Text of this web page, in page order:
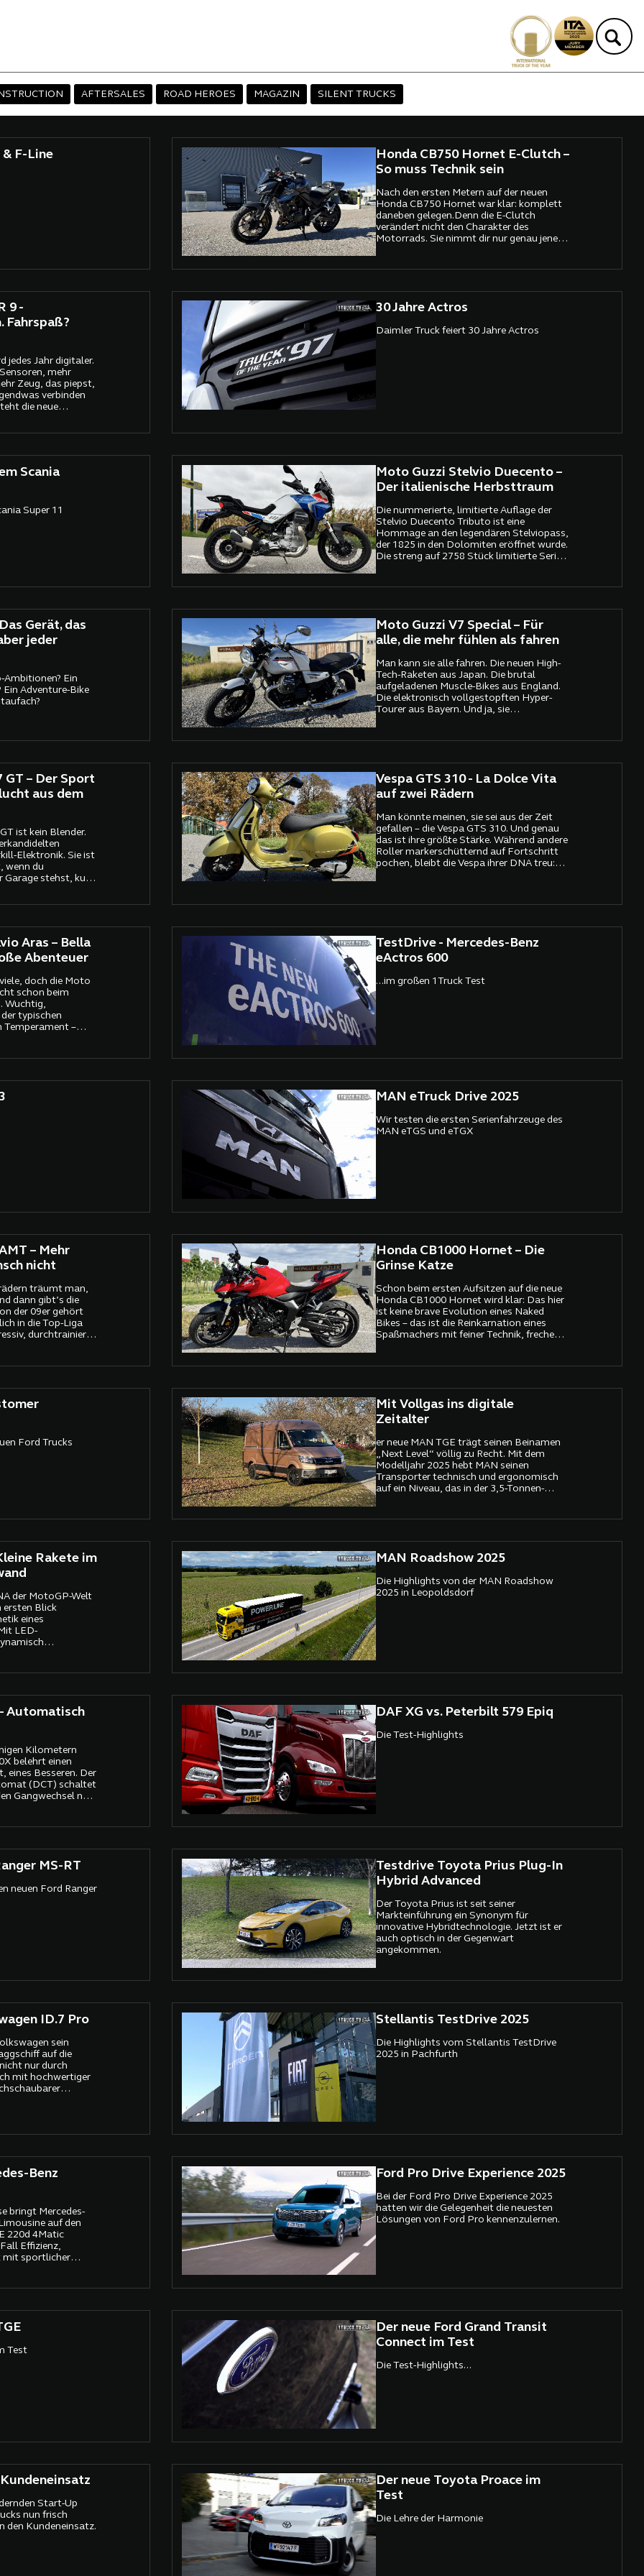
AFTERSALES ROAD HEROES MAGAZIN SILENT TRUCKS
& F-Line
Honda CB750 Hornet E-Clutch –
So muss Technik sein
Nach den ersten Metern auf der neuen
Honda CB750 Hornet war klar: komplett
daneben gelegen.Denn die E-Clutch
verändert nicht den Charakter des
Motorrads. Sie nimmt dir nur genau jene
Arbeit ab, die im Alltag nervt – ohne dir
wegzunehmen. Und genau das ist die
9 -
Fahrspaß?
jedes Jahr digitaler.
mehr
Zeug, das piepst,
verbinden
die neue
30 Jahre Actros
Daimler Truck feiert 30 Jahre Actros
Scania
Super 11
Moto Guzzi Stelvio Duecento –
Der italienische Herbsttraum
Die nummerierte, limitierte Auflage der
Stelvio Duecento Tributo ist eine
Hommage an den legendären Stelviopass,
der 1825 in den Dolomiten eröffnet wurde.
Die streng auf 2758 Stück limitierte Serie
spielt auf die 2758 Meter Höhe des
legendäre Kehren seit 200 Jahren als
Gerät, das
jeder
Ein
Ein Adventure-Bike
Moto Guzzi V7 Special – Für
alle, die mehr fühlen als fahren
Man kann sie alle fahren. Die neuen High-
Tech-Raketen aus Japan. Die brutal
aufgeladenen Muscle-Bikes aus England.
Die elektronisch vollgestopften Hyper-
Tourer aus Bayern. Und ja, sie
beeindrucken. Leistung, Traktion,
durchdacht, alles perfekt.
GT – Der Sport
aus dem
ist kein Blender.
Elektronik. Sie ist
wenn du
stehst, kurz
genug,
Vespa GTS 310 - La Dolce Vita
auf zwei Rädern
Man könnte meinen, sie sei aus der Zeit
gefallen – die Vespa GTS 310. Und genau
das ist ihre größte Stärke. Während andere
Roller markerschütternd auf Fortschritt
pochen, bleibt die Vespa ihrer DNA treu:
italienisches Design, das in seiner Eleganz
Aras – Bella
Abenteuer
doch die Moto
schon beim
Wuchtig,
typischen
–
Zeiten
dem Tank zum
TestDrive - Mercedes-Benz
eActros 600
...im großen 1Truck Test
MAN eTruck Drive 2025
Wir testen die ersten Serienfahrzeuge des
MAN eTGS und eTGX
– Mehr
nicht
träumt man,
dann gibt’s die
der 09er gehört
in die Top-Liga
durchtrainiert,
Sie steht da wie
Wäre da nicht
Automatik?
Honda CB1000 Hornet – Die
Grinse Katze
Schon beim ersten Aufsitzen auf die neue
Honda CB1000 Hornet wird klar: Das hier
ist keine brave Evolution eines Naked
Bikes – das ist die Reinkarnation eines
Spaßmachers mit feiner Technik, frechem
Design und einer gehörigen Portion
Ford Trucks
Mit Vollgas ins digitale
Zeitalter
er neue MAN TGE trägt seinen Beinamen
„Next Level“ völlig zu Recht. Mit dem
Modelljahr 2025 hebt MAN seinen
Transporter technisch und ergonomisch
auf ein Niveau, das in der 3,5-Tonnen-
Klasse seinesgleichen sucht.
Rakete im
der MotoGP-Welt
ersten Blick
eines
LED-
und markantem
MAN Roadshow 2025
Die Highlights von der MAN Roadshow
2025 in Leopoldsdorf
Automatisch
Kilometern
belehrt einen
eines Besseren. Der
(DCT) schaltet
Gangwechsel nur
wahrnimmt
DAF XG vs. Peterbilt 579 Epiq
Die Test-Highlights
MS-RT
neuen Ford Ranger
Testdrive Toyota Prius Plug-In
Hybrid Advanced
Der Toyota Prius ist seit seiner
Markteinführung ein Synonym für
innovative Hybridtechnologie. Jetzt ist er
auch optisch in der Gegenwart
angekommen.
ID.7 Pro
sein
auf die
nur durch
mit hochwertiger
hatten wir die
mit 210 kW in
auf
Stellantis TestDrive 2025
Die Highlights vom Stellantis TestDrive
2025 in Pachfurth
Benz
bringt Mercedes-
auf den
220d 4Matic
Effizienz,
mit sportlicher
Ford Pro Drive Experience 2025
Bei der Ford Pro Drive Experience 2025
hatten wir die Gelegenheit die neuesten
Lösungen von Ford Pro kennenzulernen.
Test
Der neue Ford Grand Transit
Connect im Test
Die Test-Highlights...
Start-Up
nun frisch
den Kundeneinsatz.
Der neue Toyota Proace im
Test
Die Lehre der Harmonie